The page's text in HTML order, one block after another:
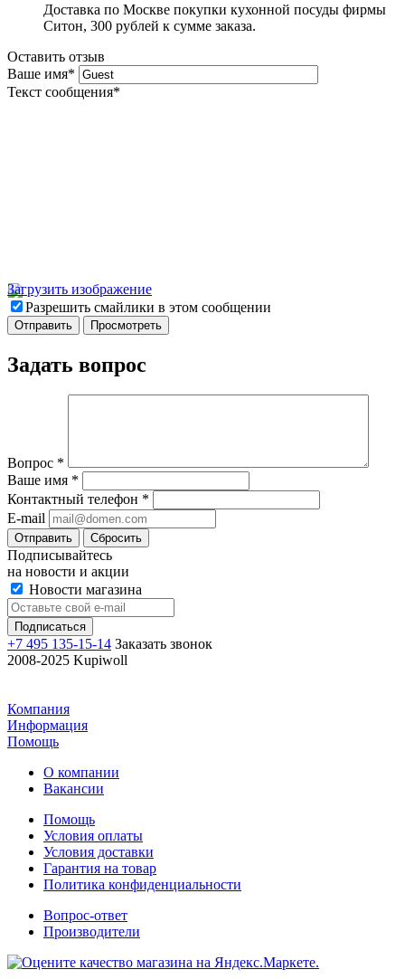
Доставка по Москве покупки кухонной посуды фирмы
Ситон, 300 рублей к сумме заказа.
Оставить отзыв
Ваше имя*
Текст сообщения*
Загрузить изображение
Разрешить смайлики в этом сообщении
Задать вопрос
Вопрос *
Ваше имя *
Контактный телефон *
E-mail
Отправить Сбросить
Подписывайтесь
на новости и акции
Новости магазина
+7 495 135-15-14 Заказать звонок
2008-2025 Kupiwoll
Компания
Информация
Помощь
О компании
Вакансии
Помощь
Условия оплаты
Условия доставки
Гарантия на товар
Политика конфиденциальности
Вопрос-ответ
Производители